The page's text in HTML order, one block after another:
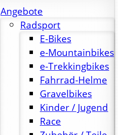
Angebote
Radsport
E-Bikes
e-Mountainbikes
e-Trekkingbikes
Fahrrad-Helme
Gravelbikes
Kinder / Jugend
Race